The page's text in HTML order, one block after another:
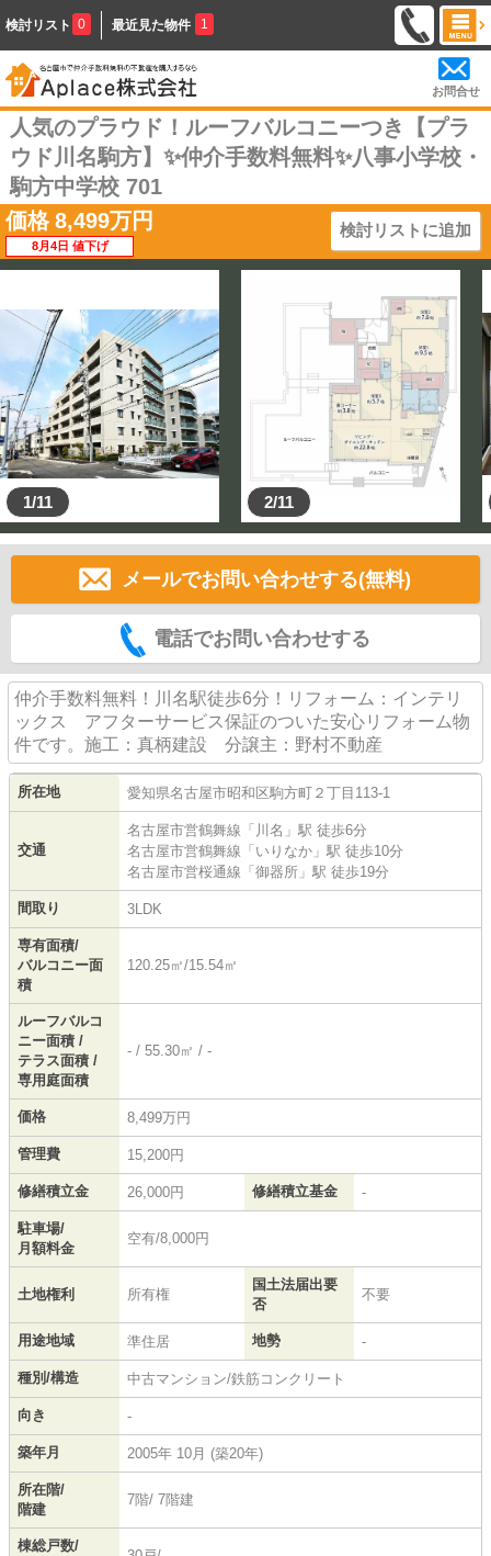
検討リスト 0 最近見た物件 1
お問合せ
人気のプラウド！ルーフバルコニーつき【プラ
ウド川名駒方】✨️仲介手数料無料✨️八事小学校・
駒方中学校 701
価格 8,499万円
8月4日 値下げ
検討リストに追加
1/11 2/11
メールでお問い合わせする(無料)
電話でお問い合わせする
仲介手数料無料！川名駅徒歩6分！リフォーム：インテリ
ックス アフターサービス保証のついた安心リフォーム物
件です。施工：真柄建設 分譲主：野村不動産
所在地 愛知県名古屋市昭和区駒方町 ２丁目113-1
交通
名古屋市営鶴舞線 「 川名 」駅 徒歩6分
名古屋市営鶴舞線 「 いりなか 」駅 徒歩10分
名古屋市営桜通線 「 御器所 」駅 徒歩19分
間取り 3LDK
専有面積/
バルコニー面
積
120.25㎡/15.54㎡
ルーフバルコ
ニー面積 /
テラス面積 /
専用庭面積
- / 55.30㎡ / -
価格 8,499万円
管理費 15,200円
修繕積立金 26,000円 修繕積立基金 -
駐車場/
月額料金
空有/8,000円
土地権利 所有権
国土法届出要
否
不要
用途地域 準住居 地勢 -
種別/構造 中古マンション/鉄筋コンクリート
向き -
築年月 2005年 10月 (築20年)
所在階/
階建
7階/ 7階建
棟総戸数/